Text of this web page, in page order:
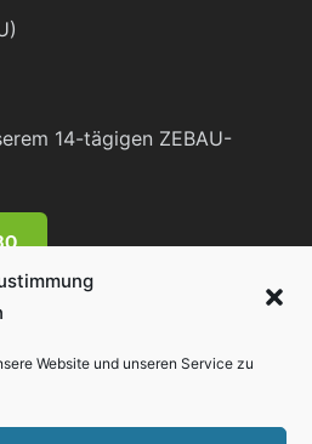
Website und unseren Service zu
14-tägigen ZEBAU-
Veranstaltungen der ZEBAU